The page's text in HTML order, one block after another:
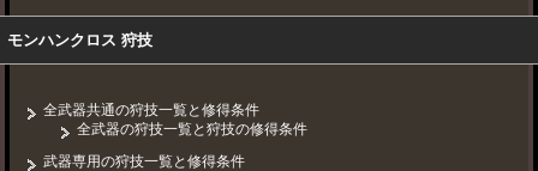
モンハンクロス 狩技
全武器共通の狩技一覧と修得条件
全武器の狩技一覧と狩技の修得条件
武器専用の狩技一覧と修得条件